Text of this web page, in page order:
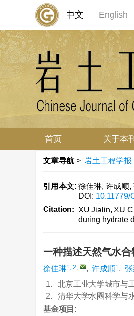
中文 English
首页 关于本刊
文章导航 > 岩土工程学报
引用本文: 徐佳琳, 许成顺,
DOI: 10.11779/
Citation: XU Jialin, XU
during hydrate
一种描述天然气水
徐佳琳1, 2, , 许成顺1, 张
1.
北京工业大学城市与
2.
清华大学水圈科学与
基金项目: